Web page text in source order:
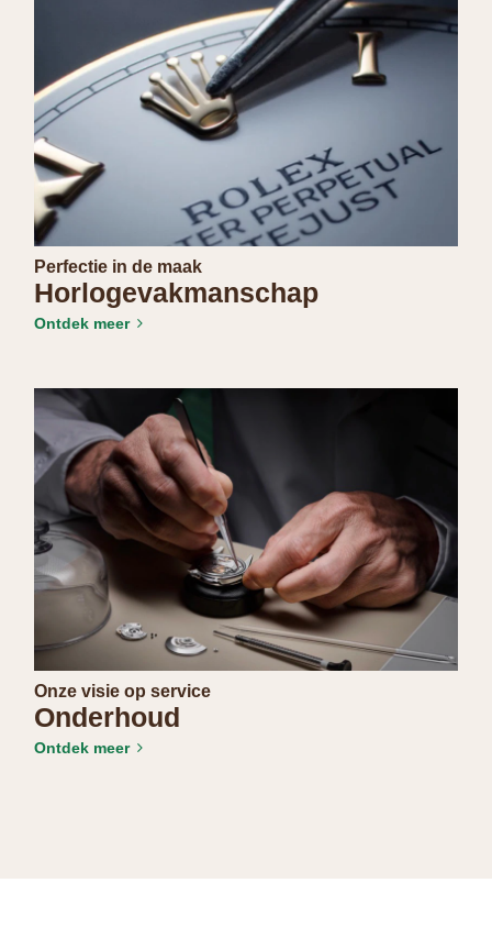
Perfectie in de maak
Horloge­vakmanschap
Ontdek meer
Onze visie op service
Onderhoud
Ontdek meer